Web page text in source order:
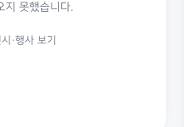
지 못했습니다.
·행사 보기